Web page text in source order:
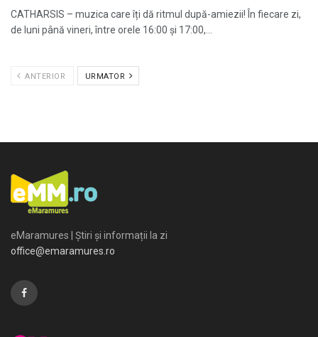
CATHARSIS – muzica care îți dă ritmul după-amiezii! În fiecare zi,
de luni până vineri, între orele 16:00 și 17:00,...
ANTERIOR URMATOR
eMaramures | Știri și informații la zi
office@emaramures.ro